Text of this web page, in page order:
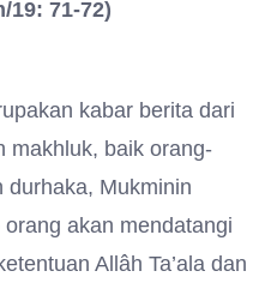
19: 71-72)
kabar berita dari
makhluk, baik orang-
durhaka, Mukminin
akan mendatangi
Allâh Ta’ala dan